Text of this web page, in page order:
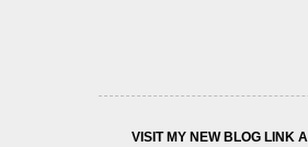
VISIT MY NEW BLOG LINK